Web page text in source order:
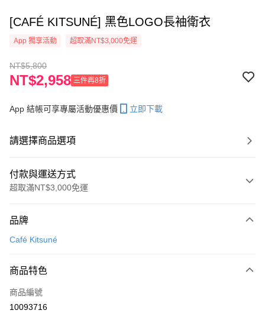
[CAFÉ KITSUNÉ] 黑色LOGO長袖衛衣
App 獨享活動 超取滿NT$3,000免運
NT$5,800
NT$2,958 三件再8折
App 結帳可享專屬活動優惠價 立即下載
請選擇商品選項
付款與運送方式
超取滿NT$3,000免運
信用卡一次付款
ATM付款
品牌
Café Kitsuné
商品特色
商品編號
10093716